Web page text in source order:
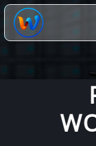
Chuyển
đến
dung